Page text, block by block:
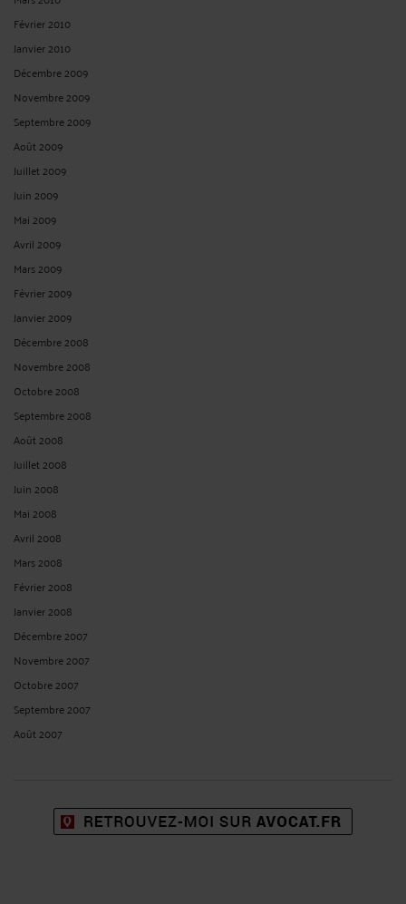
Février 2010
Janvier 2010
Décembre 2009
Novembre 2009
Septembre 2009
Août 2009
Juillet 2009
Juin 2009
Mai 2009
Avril 2009
Mars 2009
Février 2009
Janvier 2009
Décembre 2008
Novembre 2008
Octobre 2008
Septembre 2008
Août 2008
Juillet 2008
Juin 2008
Mai 2008
Avril 2008
Mars 2008
Février 2008
Janvier 2008
Décembre 2007
Novembre 2007
Octobre 2007
Septembre 2007
Août 2007